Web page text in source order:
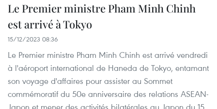
Le Premier ministre Pham Minh Chinh
est arrivé à Tokyo
15/12/2023 08:36
Le Premier ministre Pham Minh Chinh est arrivé vendredi
à l'aéroport international de Haneda de Tokyo, entamant
son voyage d'affaires pour assister au Sommet
commémoratif du 50e anniversaire des relations ASEAN-
Japon et mener des activités bilatérales au Japon du 15